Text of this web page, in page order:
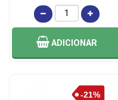
ADICIONAR